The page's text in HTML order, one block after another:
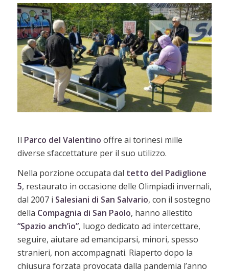
Il Parco del Valentino offre ai torinesi mille
diverse sfaccettature per il suo utilizzo.
Nella porzione occupata dal tetto del Padiglione
5, restaurato in occasione delle Olimpiadi invernali,
dal 2007 i Salesiani di San Salvario, con il sostegno
della Compagnia di San Paolo, hanno allestito
“Spazio anch’io”, luogo dedicato ad intercettare,
seguire, aiutare ad emanciparsi, minori, spesso
stranieri, non accompagnati. Riaperto dopo la
chiusura forzata provocata dalla pandemia l’anno